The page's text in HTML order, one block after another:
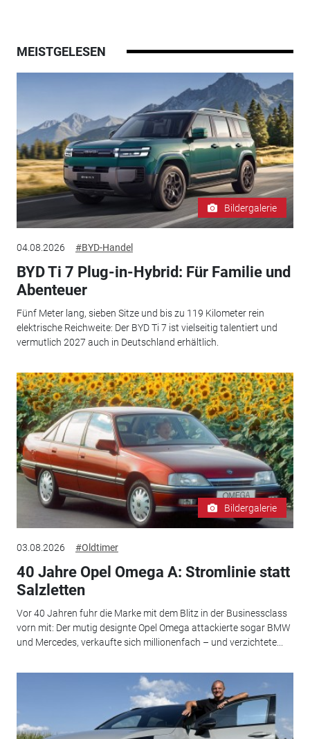
MEISTGELESEN
Bildergalerie
04.08.2026 #BYD-Handel
BYD Ti 7 Plug-in-Hybrid: Für Familie und
Abenteuer
Fünf Meter lang, sieben Sitze und bis zu 119 Kilometer rein
elektrische Reichweite: Der BYD Ti 7 ist vielseitig talentiert und
vermutlich 2027 auch in Deutschland erhältlich.
Bildergalerie
03.08.2026 #Oldtimer
40 Jahre Opel Omega A: Stromlinie statt
Salzletten
Vor 40 Jahren fuhr die Marke mit dem Blitz in der Businessclass
vorn mit: Der mutig designte Opel Omega attackierte sogar BMW
und Mercedes, verkaufte sich millionenfach – und verzichtete...